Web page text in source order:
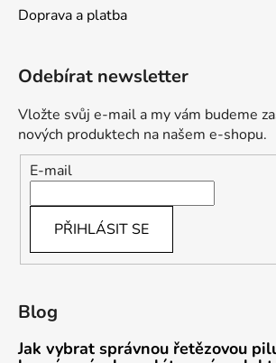
Doprava a platba
Odebírat newsletter
Vložte svůj e-mail a my vám budeme
nových produktech na našem e-shopu.
E-mail
PŘIHLÁSIT SE
Blog
Jak vybrat správnou řetězovou